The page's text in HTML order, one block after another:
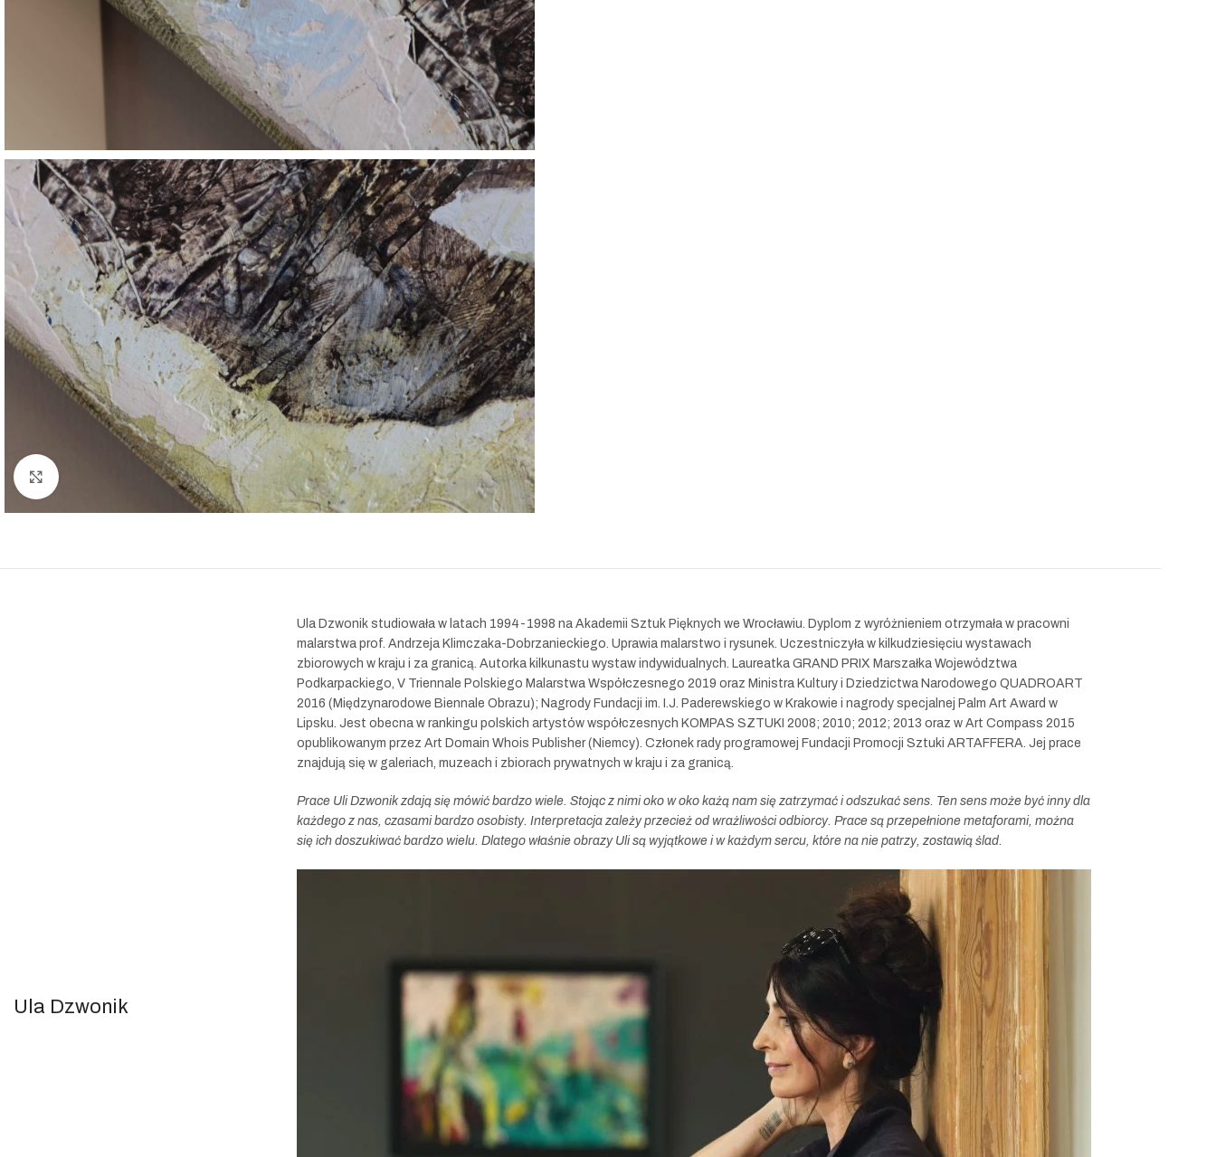
Ula Dzwonik
Ula Dzwonik studiowała w latach 1994-1998 na Akademii Sztuk Pięknych we Wrocławiu. Dyplom z wyróżnieniem otrzymała w pracowni
malarstwa prof. Andrzeja Klimczaka-Dobrzanieckiego. Uprawia malarstwo i rysunek. Uczestniczyła w kilkudziesięciu wystawach
zbiorowych w kraju i za granicą. Autorka kilkunastu wystaw indywidualnych. Laureatka GRAND PRIX Marszałka Województwa
Podkarpackiego, V Triennale Polskiego Malarstwa Współczesnego 2019 oraz Ministra Kultury i Dziedzictwa Narodowego QUADROART
2016 (Międzynarodowe Biennale Obrazu); Nagrody Fundacji im. I.J. Paderewskiego w Krakowie i nagrody specjalnej Palm Art Award w
Lipsku. Jest obecna w rankingu polskich artystów współczesnych KOMPAS SZTUKI 2008; 2010; 2012; 2013 oraz w Art Compass 2015
opublikowanym przez Art Domain Whois Publisher (Niemcy). Członek rady programowej Fundacji Promocji Sztuki ARTAFFERA. Jej prace
znajdują się w galeriach, muzeach i zbiorach prywatnych w kraju i za granicą.
Prace Uli Dzwonik zdają się mówić bardzo wiele. Stojąc z nimi oko w oko każą nam się zatrzymać i odszukać sens. Ten sens może być inny dla
każdego z nas, czasami bardzo osobisty. Interpretacja zależy przecież od wrażliwości odbiorcy. Prace są przepełnione metaforami, można
się ich doszukiwać bardzo wielu. Dlatego właśnie obrazy Uli są wyjątkowe i w każdym sercu, które na nie patrzy, zostawią ślad.